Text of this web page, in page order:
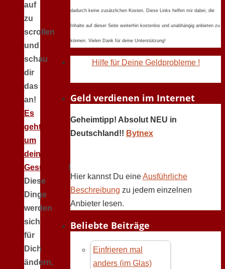
auf
zu
scrollen
und
schau
dir
das
an!
Es
geht
um
deine
Gesundheit !
Diese
Dinge
werden
sich
für
Dich
ändern,
dadurch keine zusätzlichen Kosten. Diese Links helfen mir dabei, die
Inhalte auf dieser Seite weiterhin kostenlos und unabhängig anbieten zu
können. Vielen Dank für deine Unterstützung!
Hilfe für Deine Geldprobleme !
Geld verdienen im Internet
Geheimtipp! Absolut NEU in
Deutschland!! Bytnex
Hier kannst Du eineAusführliche
Beschreibung zu jedem einzelnen
Anbieter lesen.
Beliebte Beiträge
Einfrieren mal
anders (im Glas)